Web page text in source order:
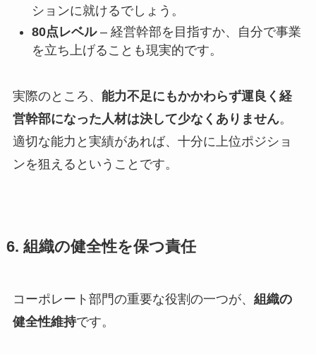
ションに就けるでしょう。
80点レベル– 経営幹部を目指すか、自分で事業
を立ち上げることも現実的です。
実際のところ、 能力不足にもかかわらず運良く経
営幹部になった人材は決して少なくありません。
適切な能力と実績があれば、十分に上位ポジショ
ンを狙えるということです。
6. 組織の健全性を保つ責任
コーポレート部門の重要な役割の一つが、 組織の
健全性維持です。